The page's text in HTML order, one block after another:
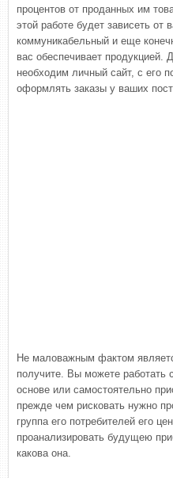
процентов от проданных им
этой работе будет зависеть от
коммуникабельный и еще
вас обеспечивает продукцией.
необходим личный сайт, с его
оформлять заказы у ваших
Не маловажным фактом
получите. Вы можете работать
основе или самостоятельно
прежде чем рисковать нужно
группа его потребителей его
проанализировать будущею
какова она.